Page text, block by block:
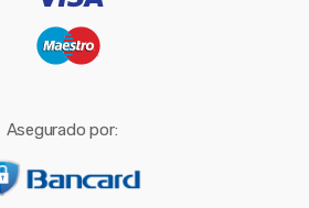
Asegurado por: